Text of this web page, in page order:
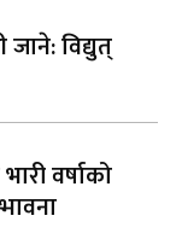
जाने: विद्युत्
वर्षाको